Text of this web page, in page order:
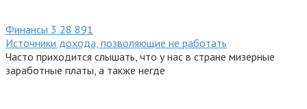
Финансы 3 28 891
Источники дохода, позволяющие не работать
Часто приходится слышать, что у нас в стране мизерные
заработные платы, а также негде